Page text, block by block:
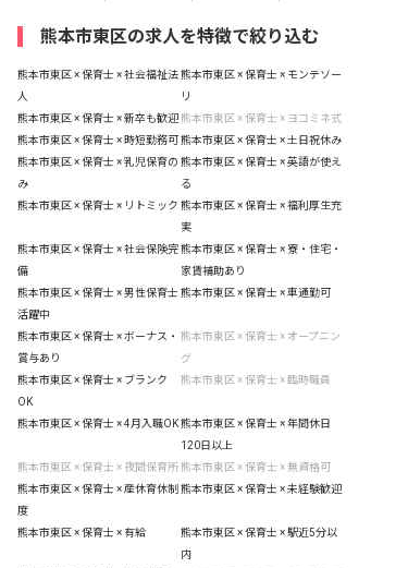
熊本市東区の求人を特徴で絞り込む
熊本市東区 × 保育士 × 社会福祉法
人
熊本市東区 × 保育士 × モンテソー
リ
熊本市東区 × 保育士 × 新卒も歓迎熊本市東区 × 保育士 × ヨコミネ式
熊本市東区 × 保育士 × 時短勤務可熊本市東区 × 保育士 × 土日祝休み
熊本市東区 × 保育士 × 乳児保育の
み
熊本市東区 × 保育士 × 英語が使え
る
熊本市東区 × 保育士 × リトミック 熊本市東区 × 保育士 × 福利厚生充
実
熊本市東区 × 保育士 × 社会保険完
備
熊本市東区 × 保育士 × 寮・住宅・
家賃補助あり
熊本市東区 × 保育士 × 男性保育士
活躍中
熊本市東区 × 保育士 × 車通勤可
熊本市東区 × 保育士 × ボーナス・
賞与あり
熊本市東区 × 保育士 × オープニン
グ
熊本市東区 × 保育士 × ブランク
OK
熊本市東区 × 保育士 × 臨時職員
熊本市東区 × 保育士 × 4月入職OK熊本市東区 × 保育士 × 年間休日
120日以上
熊本市東区 × 保育士 × 夜間保育所熊本市東区 × 保育士 × 無資格可
熊本市東区 × 保育士 × 産休育休制
度
熊本市東区 × 保育士 × 未経験歓迎
熊本市東区 × 保育士 × 有給
熊本市東区 × 保育士 × 駅近5分以
内